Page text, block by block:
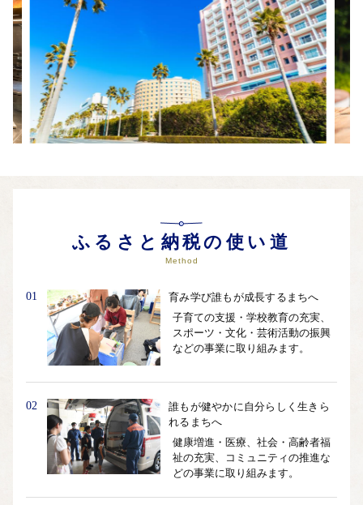
ふるさと納税の使い道
Method
01
育み学び誰もが成長するまちへ
子育ての支援・学校教育の充実、
スポーツ・文化・芸術活動の振興
などの事業に取り組みます。
02
誰もが健やかに自分らしく生きら
れるまちへ
健康増進・医療、社会・高齢者福
祉の充実、コミュニティの推進な
どの事業に取り組みます。